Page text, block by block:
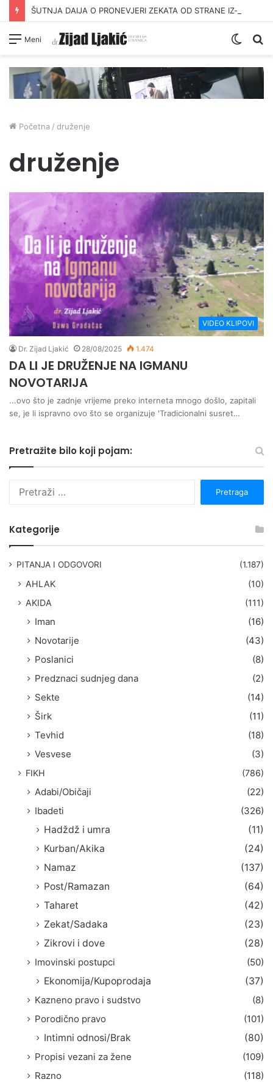
ŠUTNJA DAIJA O PRONEVJERI ZEKATA OD STRANE IZ-a
Meni
Switch
Početna / druženje
druženje
VIDEO KLIPOVI
Dr. Zijad Ljakić 28/08/2025 1.474
DA LI JE DRUŽENJE NA IGMANU
NOVOTARIJA
...ovo što je zadnje vrijeme preko interneta mnogo došlo, zapitali
se, je li ispravno ovo što se organizuje 'Tradicionalni susret…
Pretražite bilo koji pojam:
Kategorije
PITANJA I ODGOVORI (1.187)
AHLAK
(10)
AKIDA
(111)
Iman
(16)
Novotarije
(43)
Poslanici
(8)
Predznaci sudnjeg dana
(2)
Sekte
(14)
Širk
(11)
Tevhid
(18)
Vesvese
(3)
FIKH (786)
Adabi/Običaji
(22)
Ibadeti
(326)
Hadždž i umra
(11)
Kurban/Akika
(24)
Namaz
(137)
Post/Ramazan
(64)
Taharet
(42)
Zekat/Sadaka
(23)
Zikrovi i dove
(28)
Imovinski postupci
(50)
Ekonomija/Kupoprodaja
(37)
Kazneno pravo i sudstvo
(8)
Porodično pravo
(101)
Intimni odnosi/Brak
(80)
Propisi vezani za žene
(109)
Razno
(118)